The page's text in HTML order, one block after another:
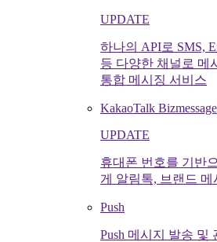
UPDATE
하나의 API로 SMS,
등 다양한 채널로 메
통합 메시징 서비스
KakaoTalk Bizmessage
UPDATE
휴대폰 번호를 기반
게 알림톡, 브랜드
Push
Push 메시지 발송 및